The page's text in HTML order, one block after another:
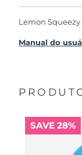
Lemon Squeezy
Manual do
SAVE 28%